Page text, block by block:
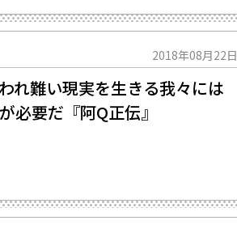
2018年08月22日
れ難い現実を生きる我々には
必要だ『阿Q正伝』